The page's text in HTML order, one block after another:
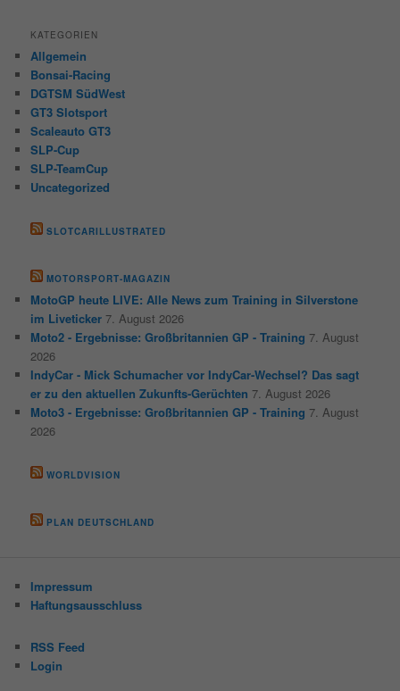
KATEGORIEN
Allgemein
Bonsai-Racing
DGTSM SüdWest
GT3 Slotsport
Scaleauto GT3
SLP-Cup
SLP-TeamCup
Uncategorized
SLOTCARILLUSTRATED
MOTORSPORT-MAGAZIN
MotoGP heute LIVE: Alle News zum Training in Silverstone
im Liveticker 7. August 2026
Moto2 - Ergebnisse: Großbritannien GP - Training 7. August
2026
IndyCar - Mick Schumacher vor IndyCar-Wechsel? Das sagt
er zu den aktuellen Zukunfts-Gerüchten 7. August 2026
Moto3 - Ergebnisse: Großbritannien GP - Training 7. August
2026
WORLDVISION
PLAN DEUTSCHLAND
Impressum
Haftungsausschluss
RSS Feed
Login